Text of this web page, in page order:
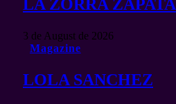
LA ZORRA ZAPATA
3 de August de 2026
Magazine
LOLA SANCHEZ